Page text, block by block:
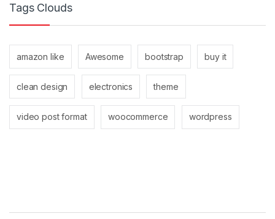
Tags Clouds
amazon like Awesome bootstrap buy it
clean design electronics theme
video post format woocommerce wordpress